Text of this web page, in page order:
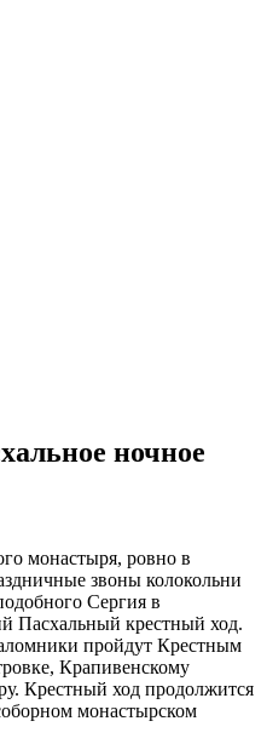
ночное
монастыря, ровно в
звоны колокольни
Сергия в
Пасхальный крестный ход.
пройдут Крестным
Крапивенскому
Крестный ход продолжится
монастырском